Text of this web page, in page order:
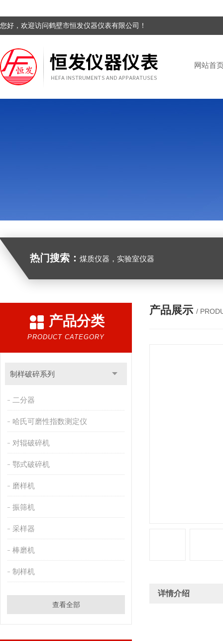
您好，欢迎访问鹤壁市恒发仪器仪表有限公司！
网站首
热门搜索： 煤质仪器，实验室仪器
产品分类
PRODUCT CATEGORY
制样破碎系列
二分器
哈氏可磨性指数测定仪
对辊破碎机
鄂式破碎机
磨样机
振筛机
采样器
棒磨机
制样机
查看全部
产品展示 /
详情介绍